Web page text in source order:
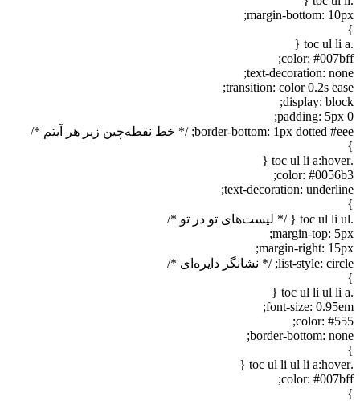
margin-bottom: 10px;
}
.toc ul li a {
color: #007bff;
text-decoration: none;
transition: color 0.2s ease;
display: block;
padding: 5px 0;
border-bottom: 1px dotted #eee; /* خط نقطه‌چین زیر هر آیتم */
}
.toc ul li a:hover {
color: #0056b3;
text-decoration: underline;
}
.toc ul li ul { /* لیست‌های تو در تو */
margin-top: 5px;
margin-right: 15px;
list-style: circle; /* نشانگر دایره‌ای */
}
.toc ul li ul li a {
font-size: 0.95em;
color: #555;
border-bottom: none;
}
.toc ul li ul li a:hover {
color: #007bff;
}